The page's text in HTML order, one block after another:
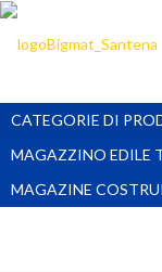
CATEGORIE DI
MAGAZZINO EDILE
MAGAZINE